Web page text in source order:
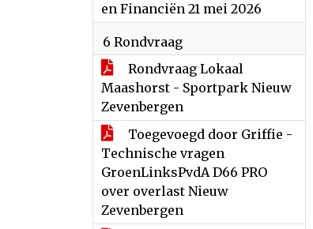
en Financiën 21 mei 2026
6 Rondvraag
Rondvraag Lokaal
Maashorst - Sportpark Nieuw
Zevenbergen
Toegevoegd door Griffie -
Technische vragen
GroenLinksPvdA D66 PRO
over overlast Nieuw
Zevenbergen